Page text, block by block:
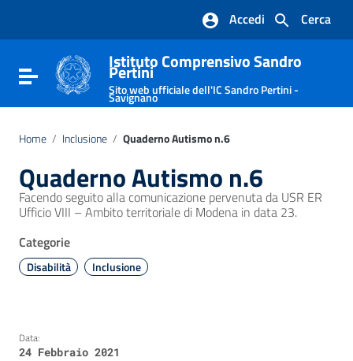
Vai al footer
Cerca
Accedi
Attiva / disattiva la navigazione
Istituto Comprensivo Sandro
Pertini
Sito web ufficiale dell'IC Sandro Pertini -
Savignano
Home / Inclusione / Quaderno Autismo n.6
Quaderno Autismo n.6
Facendo seguito alla comunicazione pervenuta da USR ER
Ufficio VIII – Ambito territoriale di Modena in data 23.
Categorie
Disabilità Inclusione
Data:
24 Febbraio 2021